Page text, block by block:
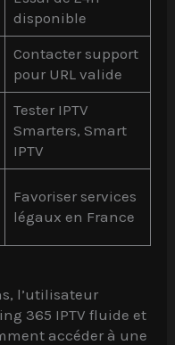
disponible
Contacter support
pour URL valide
Tester IPTV
Smarters, Smart
IPTV
Favoriser services
légaux en France
l’utilisateur
365 IPTV fluide et
accéder à une